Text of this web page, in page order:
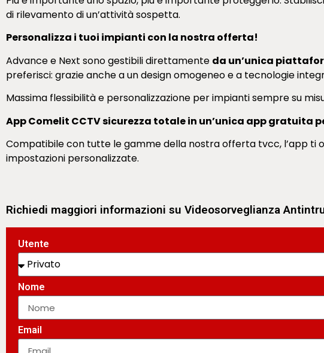
di rilevamento di un’attività sospetta.
Personalizza i tuoi impianti con la nostra offerta!
Advance e Next sono gestibili direttamente da un’unica
preferisci: grazie anche a un design omogeneo e a tecnologie
Massima flessibilità e personalizzazione per impianti sempre su
App Comelit CCTV sicurezza totale in un’unica app gratuita
Compatibile con tutte le gamme della nostra offerta tvcc, l’app ti
impostazioni personalizzate.
Richiedi maggiori informazioni su Videosorveglianza
Utente
Nome
Email